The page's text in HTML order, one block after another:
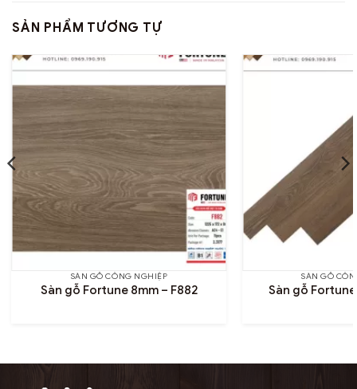
SẢN PHẨM TƯƠNG TỰ
SÀN GỖ CÔNG NGHIỆP
Sàn gỗ Fortune 8mm – F882
SÀN GỖ
Sàn gỗ Fortune